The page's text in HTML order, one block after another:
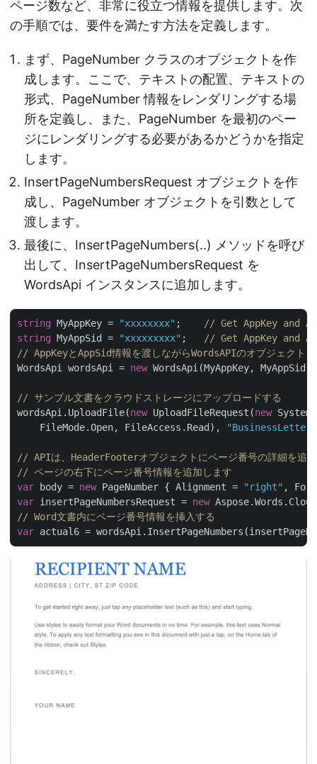
ページ数など、非常に役立つ情報を提供します。次
の手順では、要件を満たす方法を定義します。
まず、PageNumber クラスのオブジェクトを作
成します。ここで、テキストの配置、テキストの
形式、PageNumber 情報をレンダリングする場
所を定義し、また、PageNumber を最初のペー
ジにレンダリングする必要があるかどうかを指定
します。
InsertPageNumbersRequest オブジェクトを作
成し、PageNumber オブジェクトを引数として
渡します。
最後に、InsertPageNumbers(..) メソッドを呼び
出して、InsertPageNumbersRequest を
WordsApi インスタンスに追加します。
string MyAppKey = "xxxxxxxx" ; // Get AppKey and
string MyAppSid = "xxxxxxxxx" ; // Get AppKey and
// AppKeyとAppSid情報を渡しながらWordsAPIのオブジェクトを
WordsApi wordsApi = new WordsApi(MyAppKey, MyAppSid);
// サンプル文書をクラウドストレージにアップロードする
wordsApi.UploadFile(new UploadFileRequest(new
    FileMode.Open, FileAccess.Read),
// APIは、HeaderFooterオブジェクトにページ番号の詳細を追加
// ページの右下にページ番号情報を追加します
var body = new PageNumber { Alignment = "right" ,
var insertPageNumbersRequest = new
// Word文書内にページ番号情報を挿入する
var